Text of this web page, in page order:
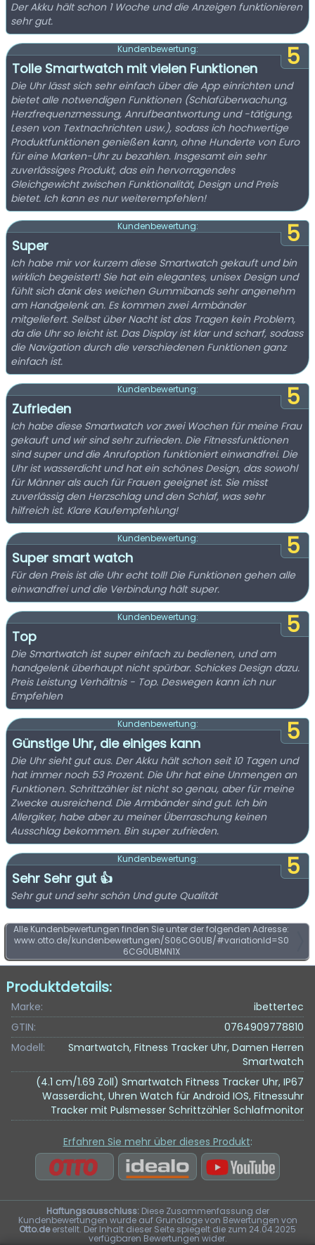
Der Akku hält schon 1 Woche und die Anzeigen funktionieren
sehr gut.
5
Kundenbewertung:
Tolle Smartwatch mit vielen Funktionen
Die Uhr lässt sich sehr einfach über die App einrichten und
bietet alle notwendigen Funktionen (Schlafüberwachung,
Herzfrequenzmessung, Anrufbeantwortung und -tätigung,
Lesen von Textnachrichten usw.), sodass ich hochwertige
Produktfunktionen genießen kann, ohne Hunderte von Euro
für eine Marken-Uhr zu bezahlen. Insgesamt ein sehr
zuverlässiges Produkt, das ein hervorragendes
Gleichgewicht zwischen Funktionalität, Design und Preis
bietet. Ich kann es nur weiterempfehlen!
5
Kundenbewertung:
Super
Ich habe mir vor kurzem diese Smartwatch gekauft und bin
wirklich begeistert! Sie hat ein elegantes, unisex Design und
fühlt sich dank des weichen Gummibands sehr angenehm
am Handgelenk an. Es kommen zwei Armbänder
mitgeliefert. Selbst über Nacht ist das Tragen kein Problem,
da die Uhr so leicht ist. Das Display ist klar und scharf, sodass
die Navigation durch die verschiedenen Funktionen ganz
einfach ist.
5
Kundenbewertung:
Zufrieden
Ich habe diese Smartwatch vor zwei Wochen für meine Frau
gekauft und wir sind sehr zufrieden. Die Fitnessfunktionen
sind super und die Anrufoption funktioniert einwandfrei. Die
Uhr ist wasserdicht und hat ein schönes Design, das sowohl
für Männer als auch für Frauen geeignet ist. Sie misst
zuverlässig den Herzschlag und den Schlaf, was sehr
hilfreich ist. Klare Kaufempfehlung!
5
Kundenbewertung:
Super smart watch
Für den Preis ist die Uhr echt toll! Die Funktionen gehen alle
einwandfrei und die Verbindung hält super.
5
Kundenbewertung:
Top
Die Smartwatch ist super einfach zu bedienen, und am
handgelenk überhaupt nicht spürbar. Schickes Design dazu.
Preis Leistung Verhältnis - Top. Deswegen kann ich nur
Empfehlen
5
Kundenbewertung:
Günstige Uhr, die einiges kann
Die Uhr sieht gut aus. Der Akku hält schon seit 10 Tagen und
hat immer noch 53 Prozent. Die Uhr hat eine Unmengen an
Funktionen. Schrittzähler ist nicht so genau, aber für meine
Zwecke ausreichend. Die Armbänder sind gut. Ich bin
Allergiker, habe aber zu meiner Überraschung keinen
Ausschlag bekommen. Bin super zufrieden.
5
Kundenbewertung:
Sehr Sehr gut 👍
Sehr gut und sehr schön Und gute Qualität
Alle Kundenbewertungen finden Sie unter der folgenden Adresse:
www.otto.de/kundenbewertungen/S06CG0UB/#variationId=S0
6CG0UBMN1X
Produktdetails:
Marke:
ibettertec
GTIN:
0764909778810
Modell:
Smartwatch, Fitness Tracker Uhr, Damen Herren
Smartwatch
(4.1 cm/1.69 Zoll) Smartwatch Fitness Tracker Uhr, IP67
Wasserdicht, Uhren Watch für Android IOS, Fitnessuhr
Tracker mit Pulsmesser Schrittzähler Schlafmonitor
Erfahren Sie mehr über dieses Produkt:
Haftungsausschluss:Diese Zusammenfassung der
Kundenbewertungen wurde auf Grundlage von Bewertungen von
Otto.deerstellt. Der Inhalt dieser Seite spiegelt die zum 24.04.2025
verfügbaren Bewertungen wider.